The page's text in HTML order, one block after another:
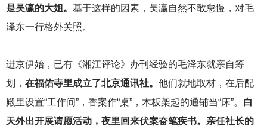
是吴瀛的大姐。 基于这样的因素，吴瀛自然不敢怠慢，对毛
泽东一行格外关照。
进京伊始，已有《湘江评论》办刊经验的毛泽东就亲自筹
划， 在福佑寺里成立了北京通讯社。 他们就地取材，在后配
殿里设置“工作间”，香案作“桌”，木板架起的通铺当“床”。 白
天外出开展请愿活动，夜里回来伏案奋笔疾书。亲任社长的